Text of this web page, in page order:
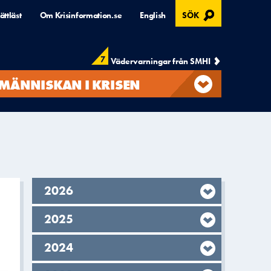
Om Krisinformation.se English SÖK , ÖPPNAS I MODAL
7 Vädervarningar från SMHI
I KRISEN
År,
2026
År,
2025
År,
2024